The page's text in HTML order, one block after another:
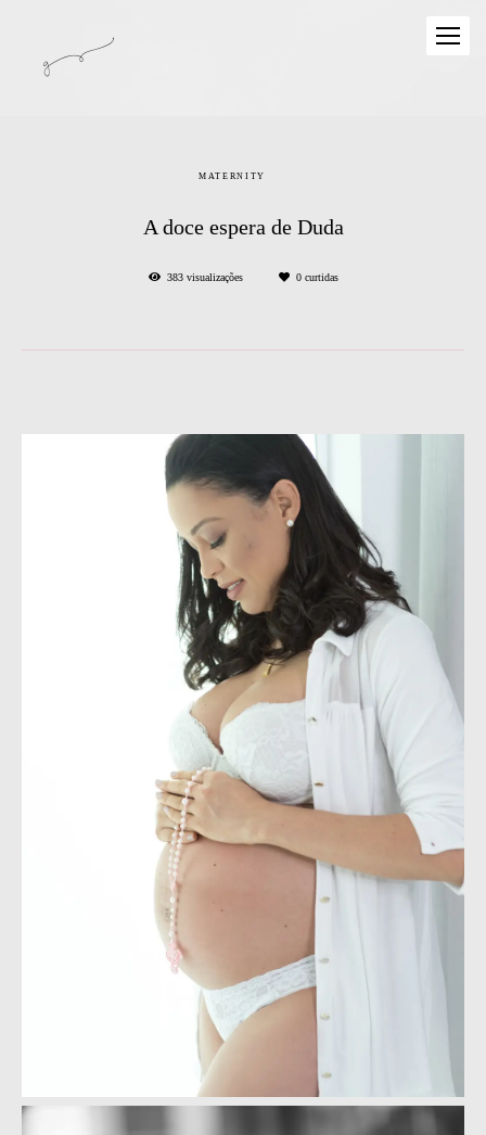
MATERNITY
A doce espera de Duda
383visualizações 0curtidas